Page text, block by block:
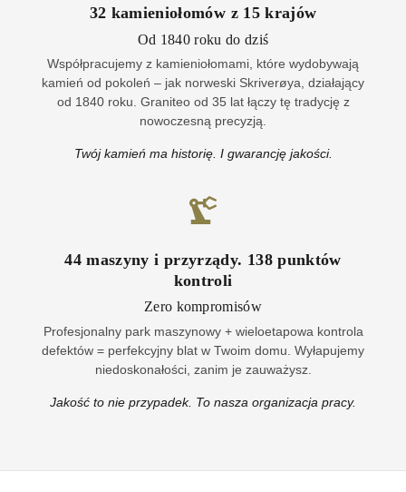
32 kamieniołomów z 15krajów
Od 1840 roku do dziś
Współpracujemy z kamieniołomami, które wydobywają
kamień od pokoleń – jak norweski Skriverøya, działający
od 1840 roku. Graniteo od 35 lat łączy tę tradycję z
nowoczesną precyzją.
Twój kamień ma historię. I gwarancję jakości.
44 maszyny i przyrządy. 138punktów
kontroli
Zero kompromisów
Profesjonalny park maszynowy + wieloetapowa kontrola
defektów = perfekcyjny blat w Twoim domu. Wyłapujemy
niedoskonałości, zanim je zauważysz.
Jakość to nie przypadek. To nasza organizacja pracy.